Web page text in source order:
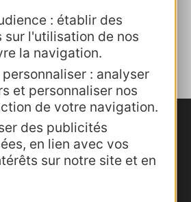
: établir des
l'utilisation de nos
la navigation.
: analyser
et personnaliser nos
de votre navigation.
des publicités
en lien avec vos
sur notre site et en
ainsi devenir un lieu
découvrir l’artisanat
tout en soutenant